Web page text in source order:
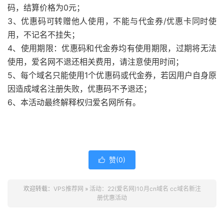
码，结算价格为0元；
3、优惠码可转赠他人使用，不能与代金券/优惠卡同时使
用，不记名不挂失；
4、使用期限：优惠码和代金券均有使用期限，过期将无法
使用，爱名网不退还相关费用，请注意使用时间；
5、每个域名只能使用1个优惠码或代金券，若因用户自身原
因造成域名注册失败，优惠码不予退还；
6、本活动最终解释权归爱名网所有。
 赞(0)
欢迎转载： VPS推荐网 » 活动：22(爱名网)10月cn域名 cc域名新注
册优惠活动